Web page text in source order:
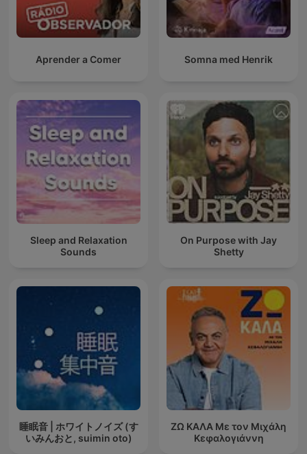
Aprender a Comer Somna med Henrik
Sleep and Relaxation
Sounds
On Purpose with Jay
Shetty
睡眠音 | ホワイトノイズ (す
いみんおと, suimin oto)
ΖΩ ΚΑΛΑ Με τον Μιχάλη
Κεφαλογιάννη